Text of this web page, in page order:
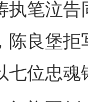
执笔泣
陈良堡
七位忠